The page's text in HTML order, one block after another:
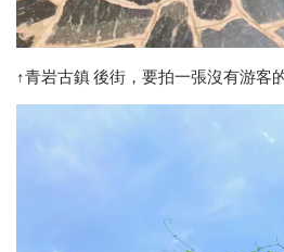
↑青岩古鎮 後街，要拍一張沒有游客